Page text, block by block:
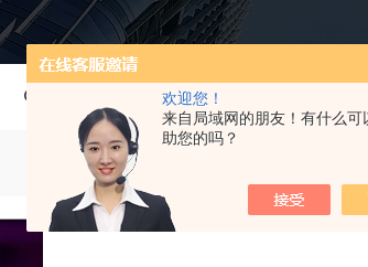
欢迎您！
来自局域网的朋友！有什么可
助您的吗？
首页 产品中心